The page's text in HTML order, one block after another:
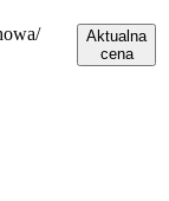
Aktualna
cena